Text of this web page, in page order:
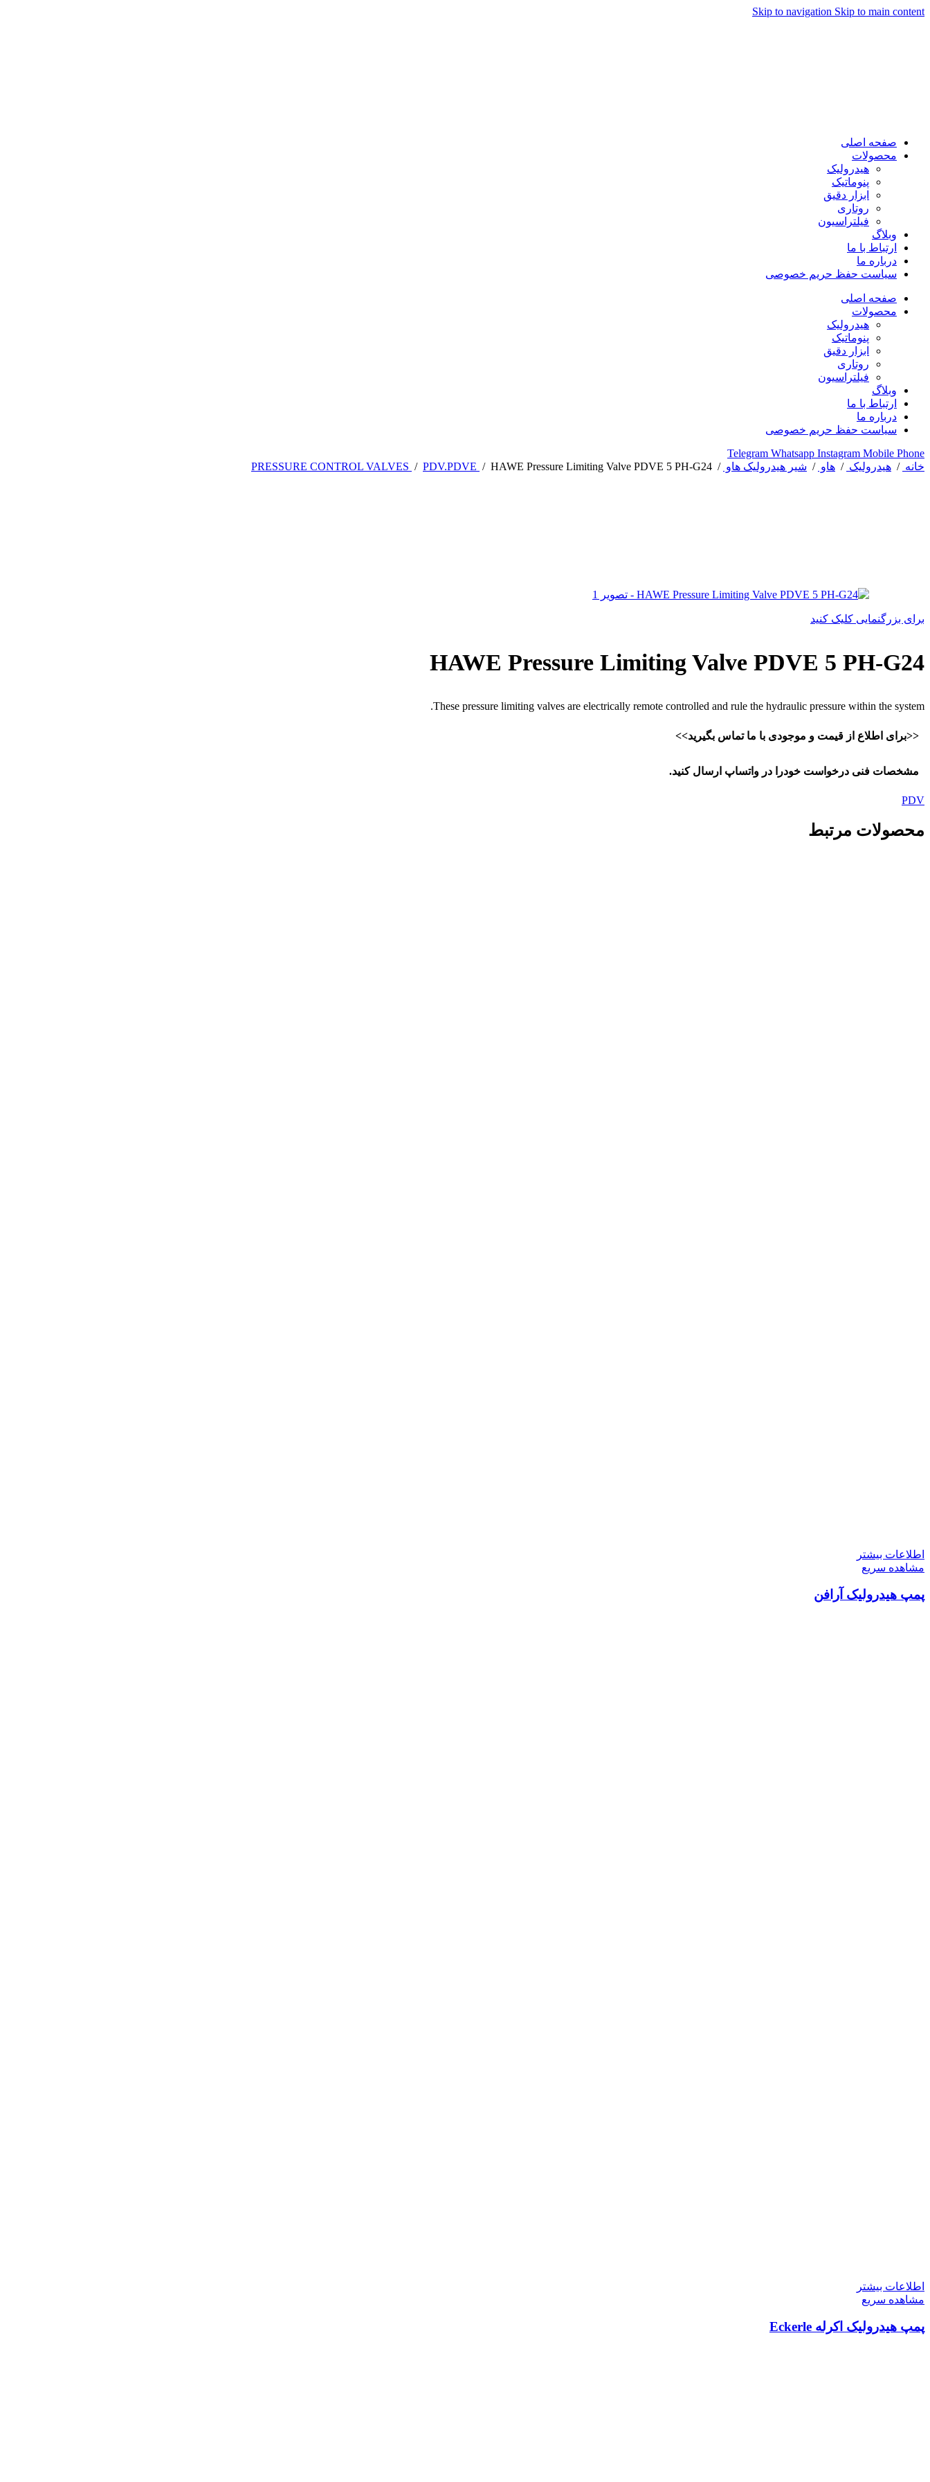
Skip to navigation Skip to main content
صفحه اصلی
محصولات
هیدرولیک
پنوماتیک
ابزار دقیق
روتاری
فیلتراسیون
وبلاگ
ارتباط با ما
درباره ما
سیاست حفظ حریم خصوصی
صفحه اصلی
محصولات
هیدرولیک
پنوماتیک
ابزار دقیق
روتاری
فیلتراسیون
وبلاگ
ارتباط با ما
درباره ما
سیاست حفظ حریم خصوصی
Telegram Whatsapp Instagram Mobile Phone
خانه / هیدرولیک / هاو / شیر هیدرولیک هاو /
PRESSURE CONTROL VALVES / PDV.PDVE / HAWE Pressure Limiting Valve PDVE 5 PH-G24
برای بزرگنمایی کلیک کنید
HAWE Pressure Limiting Valve PDVE 5 PH-G24
These pressure limiting valves are electrically remote controlled and rule the hydraulic pressure within the system.
<<برای اطلاع از قیمت و موجودی با ما تماس بگیرید>>
مشخصات فنی درخواست خودرا در واتساپ ارسال کنید.
PDV
محصولات مرتبط
اطلاعات بیشتر
مشاهده سریع
پمپ هیدرولیک آرافن
اطلاعات بیشتر
مشاهده سریع
پمپ هیدرولیک اکرله Eckerle